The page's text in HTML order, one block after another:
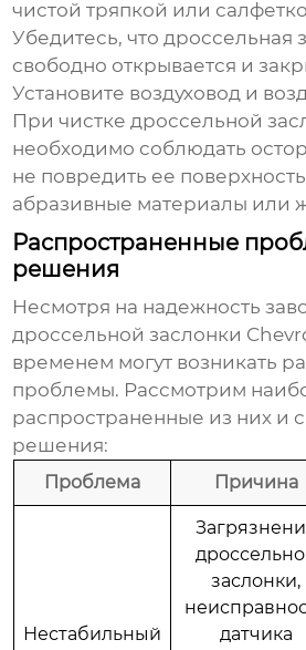
чистой тряпкой или
Убедитесь, что дроссельная
свободно открывается и
Установите воздуховод и
При чистке дроссельной
необходимо соблюдать
не повредить ее
абразивные материалы или
Распространенные
решения
Несмотря на надежность
дроссельной заслонки
временем могут возникать
проблемы. Рассмотрим
распространенные из них и
решения:
Проблема Причина
Нестабильный
заслонки,
датчика